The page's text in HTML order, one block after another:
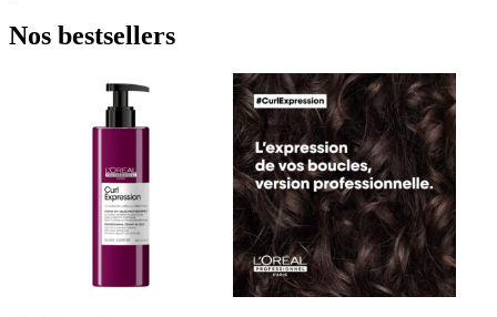
Nos bestsellers